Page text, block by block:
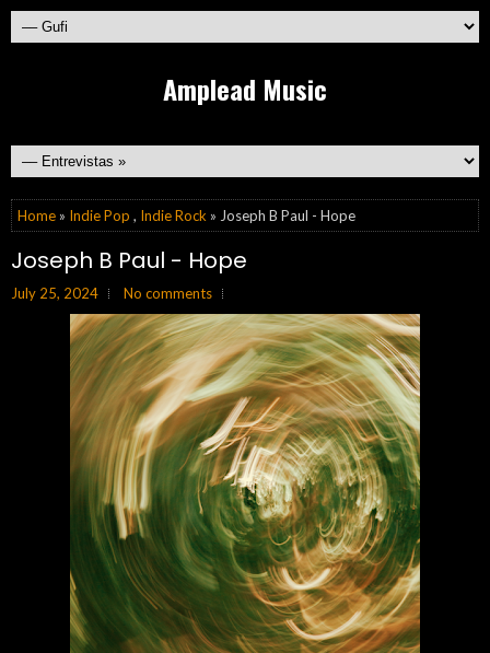
Amplead Music
Home » Indie Pop , Indie Rock » Joseph B Paul - Hope
Joseph B Paul - Hope
July 25, 2024 No comments